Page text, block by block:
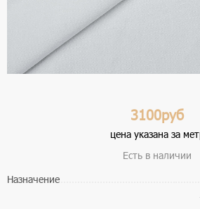
3100руб
цена указана за
Есть в наличии
Назначение